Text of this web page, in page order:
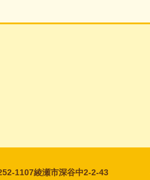
1107綾瀬市深谷中2-2-43